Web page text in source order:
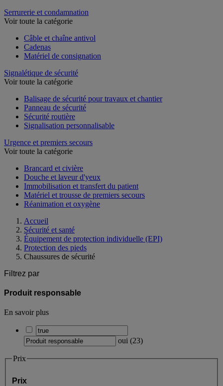
Serrurerie et condamnation
Voir toute la catégorie
Câble et chaîne antivol
Cadenas
Matériel de consignation
Signalétique de sécurité
Voir toute la catégorie
Balisage de sécurité pour travaux et chantier
Panneau de sécurité
Sécurité routière
Signalisation personnalisable
Urgence et premiers secours
Voir toute la catégorie
Brancard et civière
Douche et laveur d'yeux
Immobilisation et transfert du patient
Matériel et trousse de premiers secours
Réanimation et oxygène
Accueil
Sécurité et santé
Équipement de protection individuelle (EPI)
Protection des pieds
Chaussures de sécurité
Filtrez par
Produit responsable
En savoir plus
oui (23)
Prix
Prix